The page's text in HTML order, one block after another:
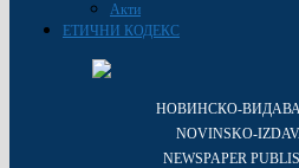
Акти
ЕТИЧНИ КОДЕКС
НОВИНСКО-
NOVINSKO-
NEWSPAPER